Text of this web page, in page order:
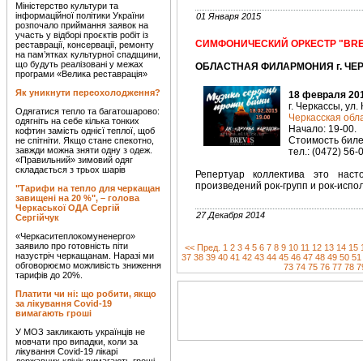
Міністерство культури та
інформаційної політики України
розпочало приймання заявок на
участь у відборі проєктів робіт із
реставрації, консервації, ремонту
на пам’ятках культурної спадщини,
що будуть реалізовані у межах
програми «Велика реставрація»
Як уникнути переохолодження?
Одягатися тепло та багатошарово:
одягніть на себе кілька тонких
кофтин замість однієї теплої, щоб
не спітніти. Якщо стане спекотно,
завжди можна зняти одну з одеж.
«Правильний» зимовий одяг
складається з трьох шарів
"Тарифи на тепло для черкащан
завищені на 20 %", – голова
Черкаської ОДА Сергій
Сергійчук
«Черкаситеплокомуненерго»
заявило про готовність піти
назустріч черкащанам. Наразі ми
обговорюємо можливість зниження
тарифів до 20%.
Платити чи ні: що робити, якщо
за лікування Covid-19
вимагають гроші
У МОЗ закликають українців не
мовчати про випадки, коли за
лікування Covid-19 лікарі
01 Января 2015
СИМФОНИЧЕСКИЙ ОРКЕСТР
ОБЛАСТНАЯ ФИЛАРМОНИЯ г.
18 февраля
г. Черкассы,
Черкасская
Начало: 19-00.
Стоимость
тел.: (0472) 56-
Репертуар коллектива это
произведений рок-групп и рок-
27 Декабря 2014
<< Пред. 1 2 3 4 5 6 7 8 9 10 11 12 13 14 15
37 38 39 40 41 42 43 44 45 46 47 48 49 50 51
73 74 75 76 77 78